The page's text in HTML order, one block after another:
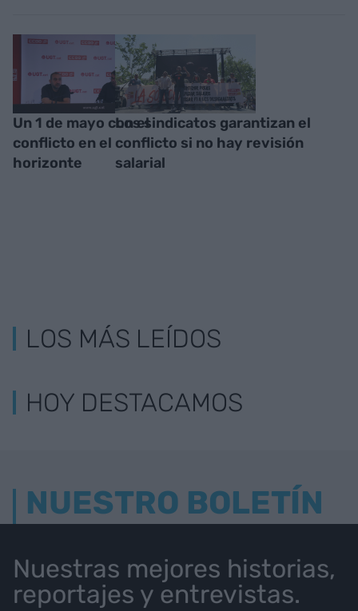
Un 1 de mayo con el
conflicto en el
horizonte
Los sindicatos garantizan el
conflicto si no hay revisión
salarial
LOS MÁS LEÍDOS
HOY DESTACAMOS
NUESTRO BOLETÍN
Nuestras mejores historias,
reportajes y entrevistas.